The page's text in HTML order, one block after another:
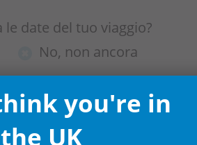
le date del tuo viaggio?
No, non ancora
Data di partenza
you're in
the UK